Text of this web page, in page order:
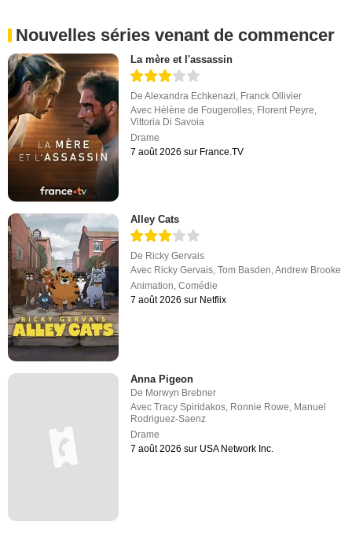
Nouvelles séries venant de commencer
La mère et l'assassin
DeAlexandra Echkenazi Franck Ollivier
Avec Hélène de Fougerolles Florent Peyre
Vittoria Di Savoia
Drame
7 août 2026 sur France.TV
Alley Cats
De Ricky Gervais
Avec Ricky Gervais,Tom Basden,Andrew Brooke
Animation,Comédie
7 août 2026 sur Netflix
Anna Pigeon
De Morwyn Brebner
AvecTracy Spiridakos, Ronnie Rowe, Manuel
Rodriguez-Saenz
Drame
7 août 2026 sur USA Network Inc.